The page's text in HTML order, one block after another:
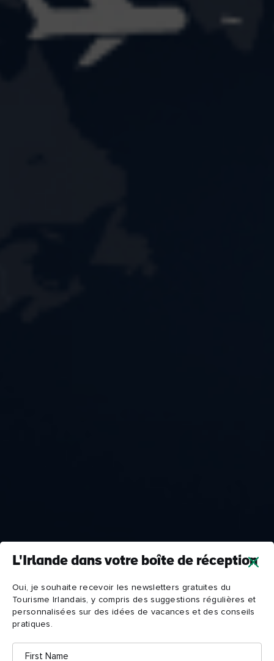
L'Irlande dans votre boîte de réception
Oui, je souhaite recevoir les newsletters gratuites du
Tourisme Irlandais, y compris des suggestions régulières et
personnalisées sur des idées de vacances et des conseils
pratiques.
First
Name